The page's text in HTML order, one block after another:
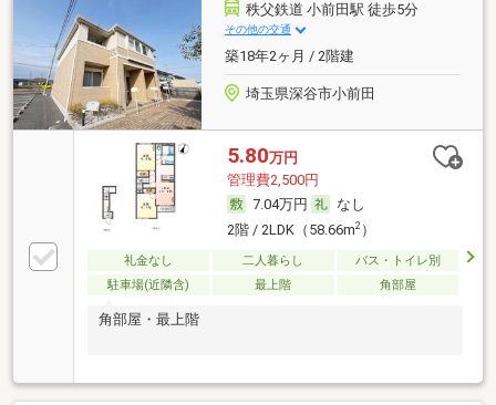
秩父鉄道 小前田駅 徒歩5分
その他の交通
築18年2ヶ月 / 2階建
埼玉県深谷市小前田
5.80万円
管理費2,500円
7.04万円
なし
2階 / 2LDK（58.66m2）
礼金なし 二人暮らし
バス・トイレ別
駐車場(近隣含)
最上階 角部屋
角部屋・最上階